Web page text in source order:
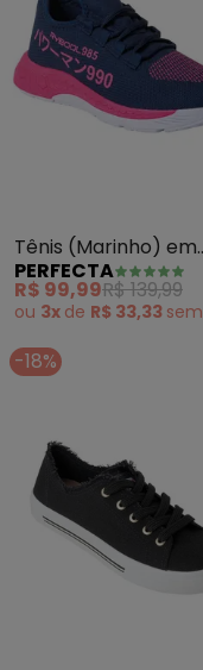
Tênis (Marinho) em
Tecido
PERFECTA
R$ 99,99R$ 139,99
ou 3x de R$ 33,33 sem
-18%